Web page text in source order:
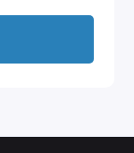
свой выбор